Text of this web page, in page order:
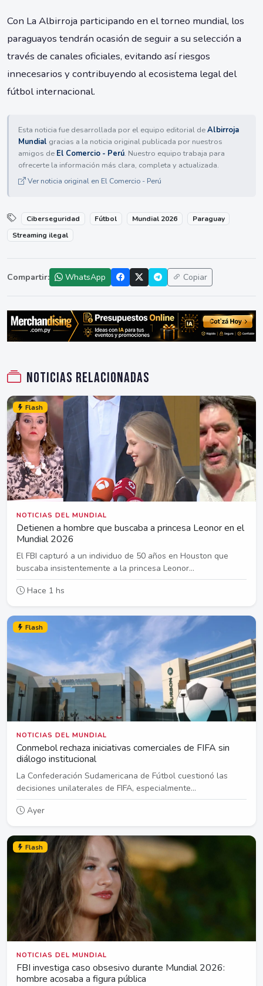
Con La Albirroja participando en el torneo mundial, los
paraguayos tendrán ocasión de seguir a su selección a
través de canales oficiales, evitando así riesgos
innecesarios y contribuyendo al ecosistema legal del
fútbol internacional.
Esta noticia fue desarrollada por el equipo editorial deAlbirroja
Mundial gracias a la noticia original publicada por nuestros
amigos de El Comercio - Perú. Nuestro equipo trabaja para
ofrecerte la información más clara, completa y actualizada.
Ver noticia original en El Comercio - Perú
Ciberseguridad Fútbol Mundial 2026
Paraguay
Streaming ilegal
Compartir: WhatsApp Copiar
Noticias relacionadas
Flash
NOTICIAS DEL MUNDIAL
Detienen a hombre que buscaba a princesa Leonor en el
Mundial 2026
El FBI capturó a un individuo de 50 años en Houston que
buscaba insistentemente a la princesa Leonor...
Hace 1 hs
Flash
NOTICIAS DEL MUNDIAL
Conmebol rechaza iniciativas comerciales de FIFA sin
diálogo institucional
La Confederación Sudamericana de Fútbol cuestionó las
decisiones unilaterales de FIFA, especialmente...
Ayer
Flash
NOTICIAS DEL MUNDIAL
FBI investiga caso obsesivo durante Mundial 2026:
hombre acosaba a figura pública